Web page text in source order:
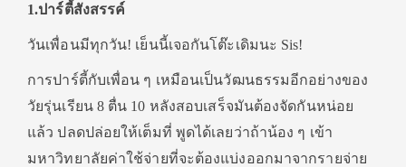
1.ปาร์ตี้สังสรรค์
วันเพื่อนมีทุกวัน! เย็นนี้เจอกันโต๊ะเดิมนะ Sis!
การปาร์ตี้กับเพื่อน ๆ เหมือนเป็นวัฒนธรรมอีกอย่างของ
วัยรุ่นเรียน 8 ตื่น 10 หลังสอบเสร็จมันต้องจัดกันหน่อย
แล้ว ปลดปล่อยให้เต็มที่ พูดได้เลยว่าถ้าน้อง ๆ เข้า
มหาวิทยาลัยค่าใช้จ่ายที่จะต้องแบ่งออกมาจากรายจ่าย